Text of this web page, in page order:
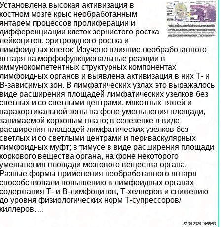
Установлена высокая активизация в
костном мозге крыс необработанным
янтарем процессов пролиферации и
дифференциации клеток зернистого ростка
лейкоцитов, эритроидного ростка и
лимфоидных клеток. Изучено влияние необработанного
янтаря на морфофункциональные реакции в
иммунокомпетентных структурных компонентах
лимфоидных органов и выявлена активизация в них Т- и
В-зависимых зон. В лимфатических узлах это выражалось
виде расширения площадей лимфатических узелков без
светлых и со светлыми центрами, мякотных тяжей и
паpaкортикальной зоны на фоне уменьшения площади,
занимаемой корковым плато; в селезенке в виде
расширения площадей лимфатических узелков без
светлых и со светлыми центрами и периваскулярных
лимфоидных муфт; в тимусе в виде расширения площади
коркового вещества органа, на фоне некоторого
уменьшения площади мозгового вещества органа.
Разные формы применения необработанного янтаря
способствовали повышению в лимфоидных органах
содержания Т- и В-лимфоцитов, Т-хелперов и снижению
до уровня физиологических норм Т-супрессоров/
киллеров. ...
27 06 2026 16:55:50